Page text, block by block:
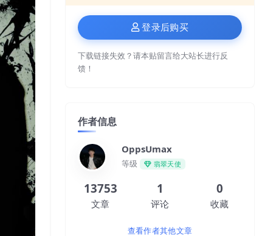
登录后购买
下载链接失效？请本贴留言给大站长进行反
馈！
作者信息
OppsUmax
等级 翡翠天使
13753
文章
1
评论
0
收藏
查看作者其他文章